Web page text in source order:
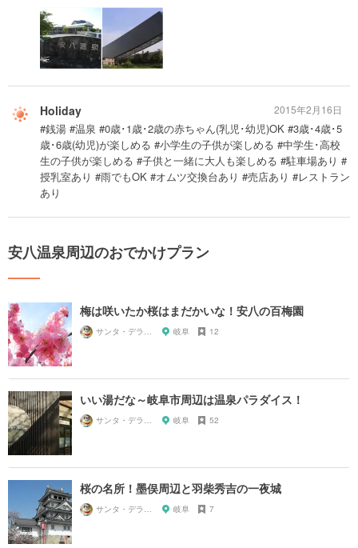
Holiday
#銭湯 #温泉 #0歳･1歳･2歳の赤ちゃん(乳児･幼児)OK #3歳･4歳･5
歳･6歳(幼児)が楽しめる #小学生の子供が楽しめる #中学生･高校
生の子供が楽しめる #子供と一緒に大人も楽しめる #駐車場あり #
授乳室あり #雨でもOK #オムツ交換台あり #売店あり #レストラン
あり
2015年2月16日
安八温泉周辺のおでかけプラン
梅は咲いたか桜はまだかいな！安八の百梅園
サンタ・デラックス 岐阜 12
いい湯だな～岐阜市周辺は温泉パラダイス！
サンタ・デラックス 岐阜 52
桜の名所！墨俣周辺と羽柴秀吉の一夜城
サンタ・デラックス 岐阜 7